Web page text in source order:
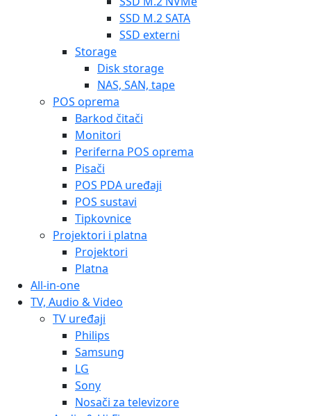
SSD M.2 SATA
SSD externi
Storage
Disk storage
NAS, SAN, tape
POS oprema
Barkod čitači
Monitori
Periferna POS oprema
Pisači
POS PDA uređaji
POS sustavi
Tipkovnice
Projektori i platna
Projektori
Platna
All-in-one
TV, Audio & Video
TV uređaji
Philips
Samsung
LG
Sony
Nosači za televizore